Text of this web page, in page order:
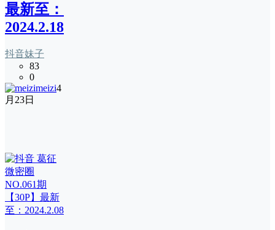
最新至：
2024.2.18
抖音妹子
83
0
meizi4
月23日